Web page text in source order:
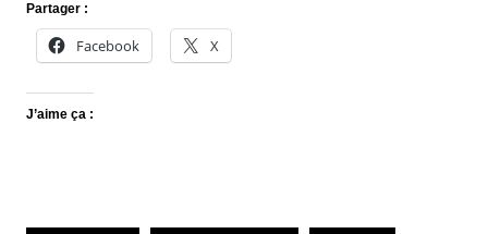
Partager :
Facebook X
J’aime ça :